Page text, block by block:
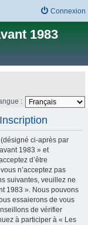
Connexion
1983
:
ci-après par
1983 » et
d’être
n’acceptez pas
suivantes, veuillez ne
1983 ». Nous pouvons
essaierons de vous
de vérifier
à participer à « Les